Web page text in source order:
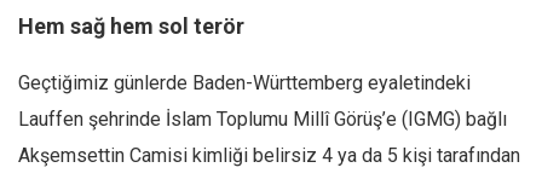
Hem sağ hem sol terör
Geçtiğimiz günlerde Baden-Württemberg eyaletindeki
Lauffen şehrinde İslam Toplumu Millî Görüş’e (IGMG) bağlı
Akşemsettin Camisi kimliği belirsiz 4 ya da 5 kişi tarafından